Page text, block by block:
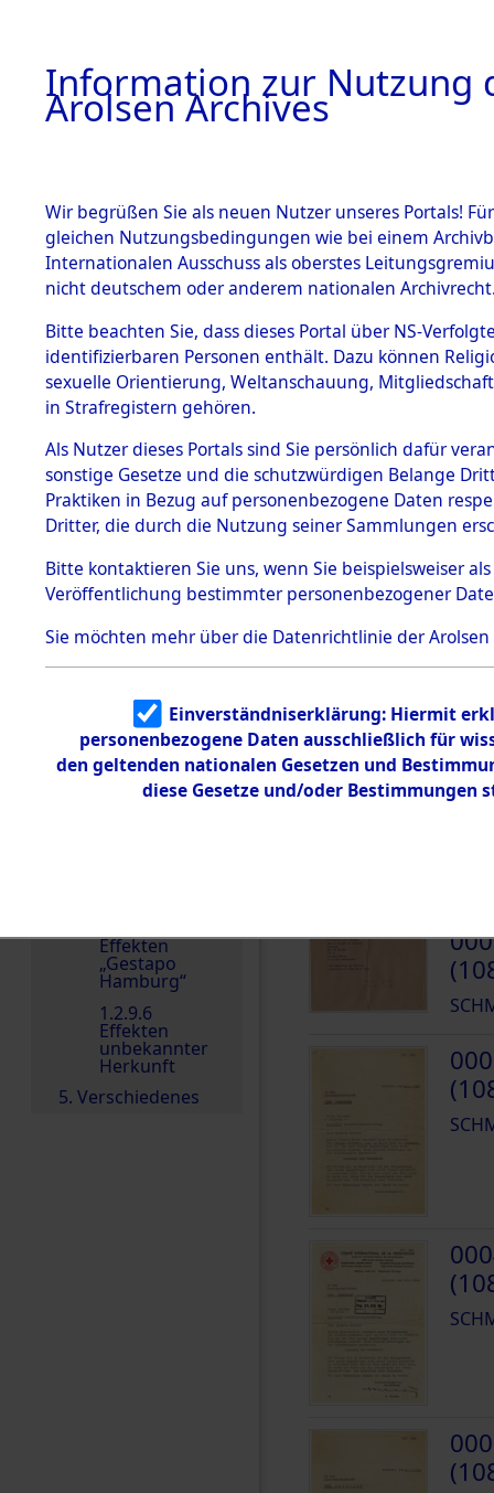
BESTÄNDE
1.
Inhaftierungsdoku
mente
1.2.9 Beim ITS
verwahrte
1.2.9.1
Effekten aus
dem KZ
Dachau
Effekten aus
dem KZ
Dachau,
Landesentsch
ädigungsamt
1.2.9.3
Effekten aus
dem KZ
Neuengamm
Effekten
„Gestapo
Hamburg“
1.2.9.6
Effekten
unbekannter
Herkunft
5. Verschiedenes
8Akten
WILHELM
SCHMADEL,
geb. 22. Dezember
Land
Deutschland
Häftlingsnummer
98293
DOKUMENTE
Information zur Nutzung
Arolsen Archives
Wir begrüßen Sie als neuen Nutzer unseres Portals!
gleichen Nutzungsbedingungen wie bei einem
Internationalen Ausschuss als oberstes
nicht deutschem oder anderem nationalen
Bitte beachten Sie, dass dieses Portal über NS-
identifizierbaren Personen enthält. Dazu können
sexuelle Orientierung, Weltanschauung,
in Strafregistern gehören.
Als Nutzer dieses Portals sind Sie persönlich dafür
sonstige Gesetze und die schutzwürdigen Belange
Praktiken in Bezug auf personenbezogene Daten
Dritter, die durch die Nutzung seiner Sammlungen
Bitte kontaktieren Sie uns, wenn Sie beispielsweiser
Veröffentlichung bestimmter personenbezogener
Sie möchten mehr über die Datenrichtlinie der Arolsen
Einverständniserklärung: Hiermit
personenbezogene Daten ausschließlich für
den geltenden nationalen Gesetzen und
diese Gesetze und/oder Bestimmungen